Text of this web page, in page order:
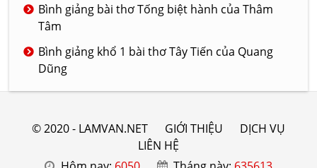
Bình giảng bài thơ Tống biệt hành của Thâm
Tâm
Bình giảng khổ 1 bài thơ Tây Tiến của Quang
Dũng
© 2020 - LAMVAN.NET GIỚI THIỆU
DỊCH VỤ
LIÊN HỆ